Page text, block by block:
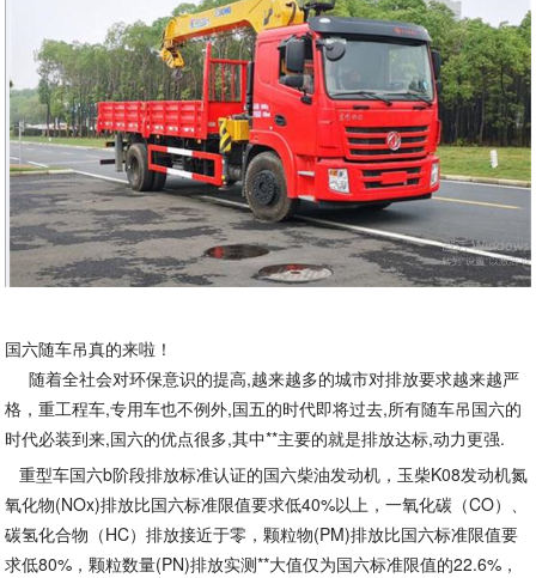
国六随车吊真的来啦！
随着全社会对环保意识的提高,越来越多的城市对排放要求越来越严
格，重工程车,专用车也不例外,国五的时代即将过去,所有随车吊国六的
时代必装到来,国六的优点很多,其中**主要的就是排放达标,动力更强.
重型车国六b阶段排放标准认证的国六柴油发动机，玉柴K08发动机氮
氧化物(NOx)排放比国六标准限值要求低40%以上，一氧化碳（CO）、
碳氢化合物（HC）排放接近于零，颗粒物(PM)排放比国六标准限值要
求低80%，颗粒数量(PN)排放实测**大值仅为国六标准限值的22.6%，